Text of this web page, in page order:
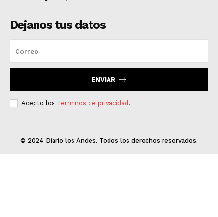
Dejanos tus datos
ENVIAR
Acepto los Terminos de privacidad.
© 2024 Diario los Andes. Todos los derechos reservados.